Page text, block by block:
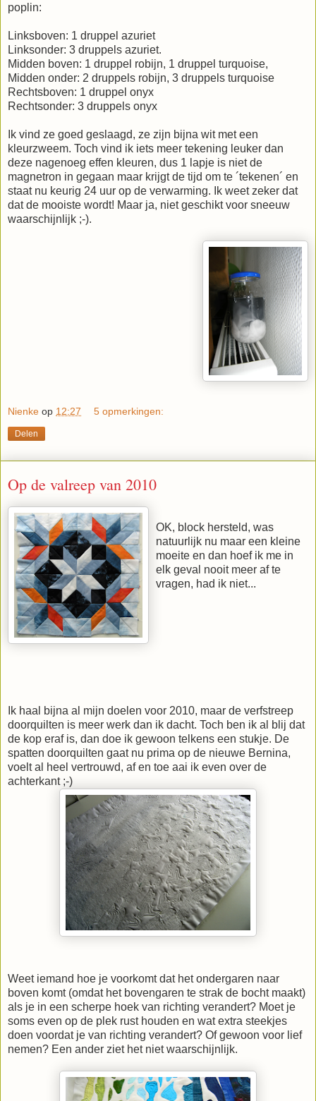
poplin:
Linksboven: 1 druppel azuriet
Linksonder: 3 druppels azuriet.
Midden boven: 1 druppel robijn, 1 druppel turquoise,
Midden onder: 2 druppels robijn, 3 druppels turquoise
Rechtsboven: 1 druppel onyx
Rechtsonder: 3 druppels onyx
Ik vind ze goed geslaagd, ze zijn bijna wit met een
kleurzweem. Toch vind ik iets meer tekening leuker dan
deze nagenoeg effen kleuren, dus 1 lapje is niet de
magnetron in gegaan maar krijgt de tijd om te ´tekenen´ en
staat nu keurig 24 uur op de verwarming. Ik weet zeker dat
dat de mooiste wordt! Maar ja, niet geschikt voor sneeuw
waarschijnlijk ;-).
Nienke op 12:27 5 opmerkingen:
Delen
Op de valreep van 2010
OK, block hersteld, was
natuurlijk nu maar een kleine
moeite en dan hoef ik me in
elk geval nooit meer af te
vragen, had ik niet...
Ik haal bijna al mijn doelen voor 2010, maar de verfstreep
doorquilten is meer werk dan ik dacht. Toch ben ik al blij dat
de kop eraf is, dan doe ik gewoon telkens een stukje. De
spatten doorquilten gaat nu prima op de nieuwe Bernina,
voelt al heel vertrouwd, af en toe aai ik even over de
achterkant ;-)
Weet iemand hoe je voorkomt dat het ondergaren naar
boven komt (omdat het bovengaren te strak de bocht maakt)
als je in een scherpe hoek van richting verandert? Moet je
soms even op de plek rust houden en wat extra steekjes
doen voordat je van richting verandert? Of gewoon voor lief
nemen? Een ander ziet het niet waarschijnlijk.